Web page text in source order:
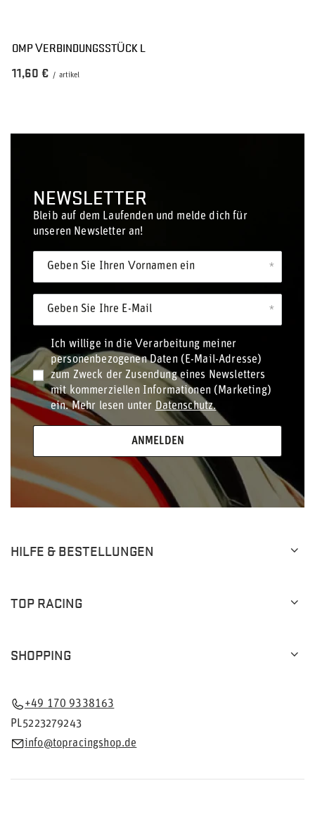
OMP VERBINDUNGSSTÜCK L
11,60 € / artikel
NEWSLETTER
Bleib auf dem Laufenden und melde dich für
unseren Newsletter an!
Geben Sie Ihren Vornamen ein
Geben Sie Ihre E-Mail
Ich willige in die Verarbeitung meiner
personenbezogenen Daten (E-Mail-Adresse)
zum Zweck der Zusendung eines Newsletters
mit kommerziellen Informationen (Marketing)
ein. Mehr lesen unter Datenschutz.
ANMELDEN
HILFE & BESTELLUNGEN
TOP RACING
SHOPPING
+49 170 9338163
PL5223279243
info@topracingshop.de